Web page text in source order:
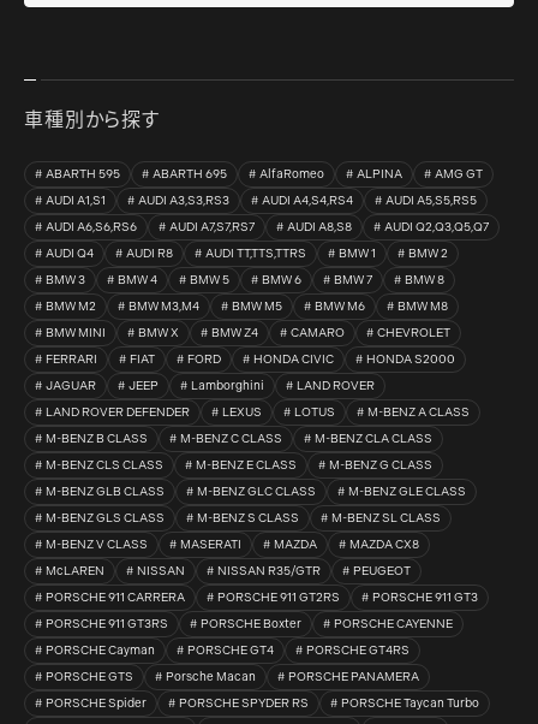
車種別から探す
ABARTH 595 ABARTH 695 AlfaRomeo ALPINA
AMG GT
AUDI A1,S1
AUDI A3,S3,RS3 AUDI A4,S4,RS4
AUDI A5,S5,RS5
AUDI A6,S6,RS6
AUDI A7,S7,RS7 AUDI A8,S8
AUDI Q2,Q3,Q5,Q7
AUDI Q4
AUDI R8 AUDI TT,TTS,TTRS BMW 1
BMW 2
BMW 3
BMW 4 BMW 5 BMW 6 BMW 7
BMW 8
BMW M2
BMW M3,M4 BMW M5 BMW M6
BMW M8
BMW MINI
BMW X BMW Z4 CAMARO
CHEVROLET
FERRARI
FIAT FORD HONDA CIVIC
HONDA S2000
JAGUAR
JEEP Lamborghini
LAND ROVER
LAND ROVER DEFENDER
LEXUS LOTUS
M-BENZ A CLASS
M-BENZ B CLASS
M-BENZ C CLASS
M-BENZ CLA CLASS
M-BENZ CLS CLASS
M-BENZ E CLASS
M-BENZ G CLASS
M-BENZ GLB CLASS
M-BENZ GLC CLASS
M-BENZ GLE CLASS
M-BENZ GLS CLASS
M-BENZ S CLASS
M-BENZ SL CLASS
M-BENZ V CLASS
MASERATI MAZDA
MAZDA CX8
McLAREN
NISSAN NISSAN R35/GTR
PEUGEOT
PORSCHE 911 CARRERA
PORSCHE 911 GT2RS
PORSCHE 911 GT3
PORSCHE 911 GT3RS
PORSCHE Boxter
PORSCHE CAYENNE
PORSCHE Cayman
PORSCHE GT4
PORSCHE GT4RS
PORSCHE GTS
Porsche Macan
PORSCHE PANAMERA
PORSCHE Spider
PORSCHE SPYDER RS
PORSCHE Taycan Turbo